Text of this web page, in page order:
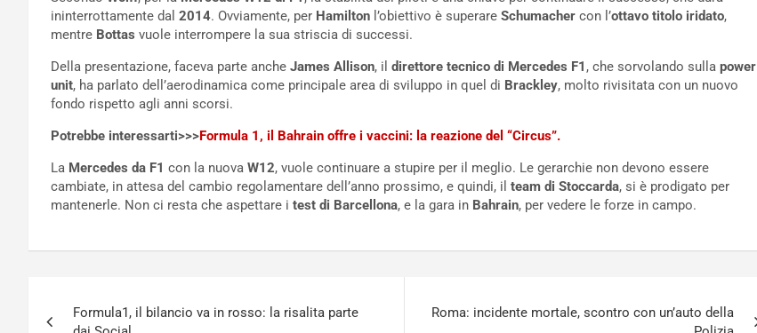
ininterrottamente dal 2014. Ovviamente, per Hamilton l’obiettivo è superare Schumacher con l’ottavo titolo iridato,
mentre Bottas vuole interrompere la sua striscia di successi.
Della presentazione, faceva parte anche James Allison, il direttore tecnico di Mercedes F1 , che sorvolando sulla power
unit, ha parlato dell’aerodinamica come principale area di sviluppo in quel di Brackley, molto rivisitata con un nuovo
fondo rispetto agli anni scorsi.
Potrebbe interessarti>>>Formula 1, il Bahrain offre i vaccini: la reazione del “Circus”.
La Mercedes da F1 con la nuova W12, vuole continuare a stupire per il meglio. Le gerarchie non devono essere
cambiate, in attesa del cambio regolamentare dell’anno prossimo, e quindi, il team di Stoccarda, si è prodigato per
mantenerle. Non ci resta che aspettare i test di Barcellona, e la gara in Bahrain, per vedere le forze in campo.
Formula1, il bilancio va in rosso: la risalita parte
Roma: incidente mortale, scontro con un’auto della